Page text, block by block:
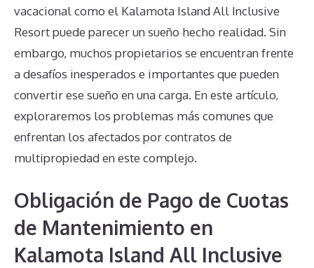
vacacional como el Kalamota Island All Inclusive
Resort puede parecer un sueño hecho realidad. Sin
embargo, muchos propietarios se encuentran frente
a desafíos inesperados e importantes que pueden
convertir ese sueño en una carga. En este artículo,
exploraremos los problemas más comunes que
enfrentan los afectados por contratos de
multipropiedad en este complejo.
Obligación de Pago de Cuotas
de Mantenimiento en
Kalamota Island All Inclusive